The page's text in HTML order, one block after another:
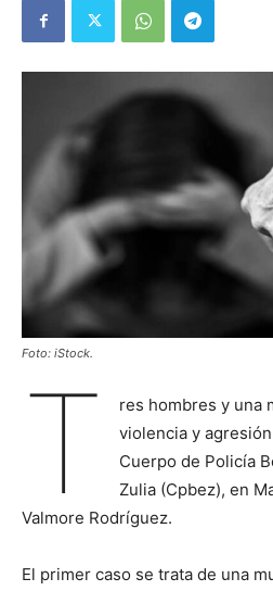
Foto: iStock.
T
res hombres y una
violencia y
Cuerpo de Policía
Zulia (Cpbez), en
Valmore Rodríguez.
El primer caso se trata de una